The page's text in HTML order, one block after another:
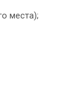
места);